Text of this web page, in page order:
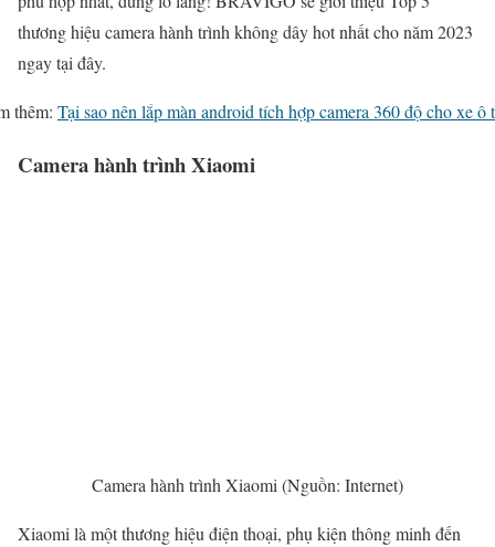
thương hiệu camera hành trình không dây hot nhất cho năm 2023
ngay tại đây.
thêm: Tại sao nên lắp màn android tích hợp camera 360 độ cho xe ô
Camera hành trình Xiaomi
Camera hành trình Xiaomi (Nguồn: Internet)
Xiaomi là một thương hiệu điện thoại, phụ kiện thông minh đến